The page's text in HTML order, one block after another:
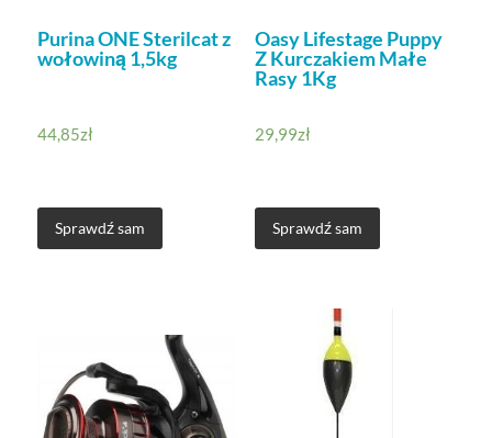
Purina ONE Sterilcat z
wołowiną 1,5kg
44,85zł
Sprawdź sam
Oasy Lifestage Puppy
Z Kurczakiem Małe
Rasy 1Kg
29,99zł
Sprawdź sam